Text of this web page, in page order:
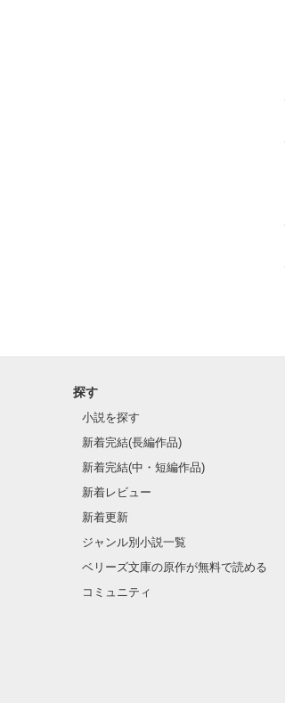
探す
小説を探す
新着完結(長編作品)
新着完結(中・短編作品)
新着レビュー
新着更新
ジャンル別小説一覧
ベリーズ文庫の原作が無料で読める
コミュニティ